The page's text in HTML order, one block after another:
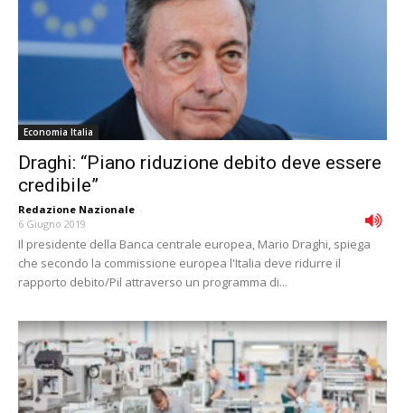
Economia Italia
Draghi: “Piano riduzione debito deve essere
credibile”
Redazione Nazionale -
6 Giugno 2019
Il presidente della Banca centrale europea, Mario Draghi, spiega
che secondo la commissione europea l'Italia deve ridurre il
rapporto debito/Pil attraverso un programma di...